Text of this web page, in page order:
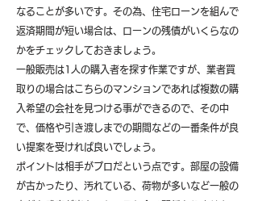
なることが多いです。その為、住宅ローンを組んで
返済期間が短い場合は、ローンの残債がいくらなの
かをチェックしておきましょう。
一般販売は1人の購入者を探す作業ですが、業者買
取りの場合はこちらのマンションであれば複数の購
入希望の会社を見つける事ができるので、その中
で、価格や引き渡しまでの期間などの一番条件が良
い提案を受ければ良いでしょう。
ポイントは相手がプロだという点です。部屋の設備
が古かったり、汚れている、荷物が多いなど一般の